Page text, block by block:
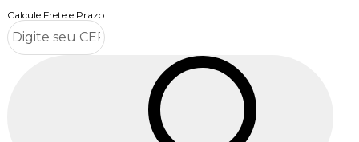
Calcule Frete e Prazo